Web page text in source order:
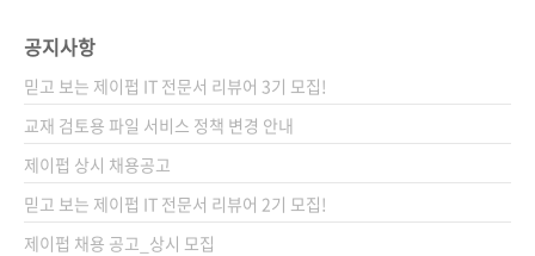
다고 개발자로 바로 일할 수 있는 것은 아닙니다.
가 중요하지요. 파이썬은 데이터 과학이나 인공
지능 외에도 여러 분야에서 사용되는데, 실제 현
장에서 맡게 될 과제가 무엇인지, 그 과제를 풀려
면 어떤 코딩이 필요한지 미리 알 수 있다면 큰
도움이 될 겁니다. 그럴 때 보라고..
공지사항
믿고 보는 제이펍 IT 전문서 리뷰어 3기 모집!
교재 검토용 파일 서비스 정책 변경 안내
제이펍 상시 채용공고
믿고 보는 제이펍 IT 전문서 리뷰어 2기 모집!
제이펍 채용 공고_상시 모집